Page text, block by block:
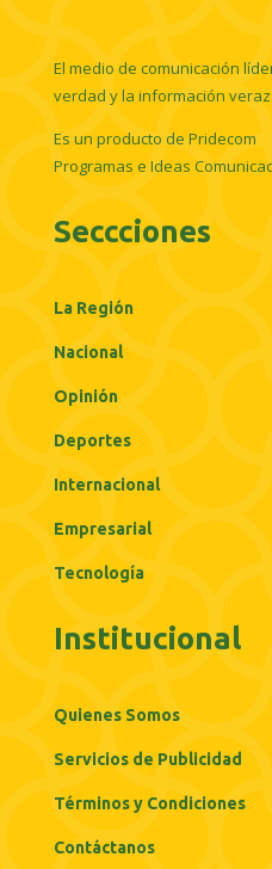
El medio de comunicación
verdad y la información
Es un producto de Pridecom
Programas e Ideas
Seccciones
La Región
Nacional
Opinión
Deportes
Internacional
Empresarial
Tecnología
Institucional
Quienes Somos
Servicios de Publicidad
Términos y Condiciones
Contáctanos